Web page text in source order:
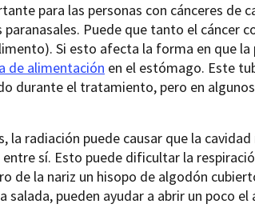
para las personas con cánceres de
Puede que tanto el cáncer
Si esto afecta la forma en que la
de alimentación en el estómago. Este
durante el tratamiento, pero en
la radiación puede causar que la
sí. Esto puede dificultar la
de la nariz un hisopo de algodón
pueden ayudar a abrir un poco el